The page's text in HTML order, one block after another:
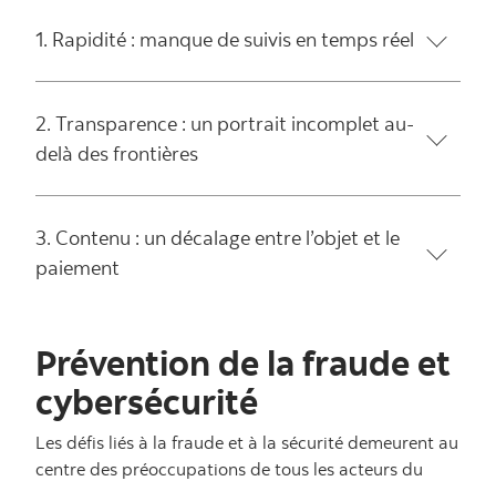
1. Rapidité : manque de suivis en temps réel
2. Transparence : un portrait incomplet au-
delà des frontières
3. Contenu : un décalage entre l’objet et le
paiement
Prévention de la fraude et
cybersécurité
Les défis liés à la fraude et à la sécurité demeurent au
centre des préoccupations de tous les acteurs du